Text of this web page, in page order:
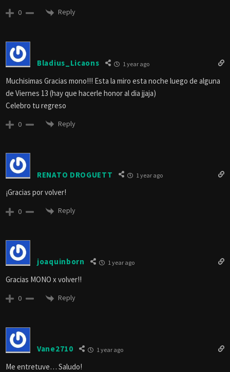
0 Reply
Bladius_Licaons 1 year ago
Muchisimas Gracias mono!!! Esta la miro esta noche luego de alguna
de Viernes 13 (hay que hacerle honor al dia jjaja)
Celebro tu regreso
0 Reply
RENATO DROGUETT 1 year ago
¡Gracias por volver!
0 Reply
joaquinborn 1 year ago
Gracias MONO x volver!!
0 Reply
Vane2710 1 year ago
Me entretuve… Saludo!